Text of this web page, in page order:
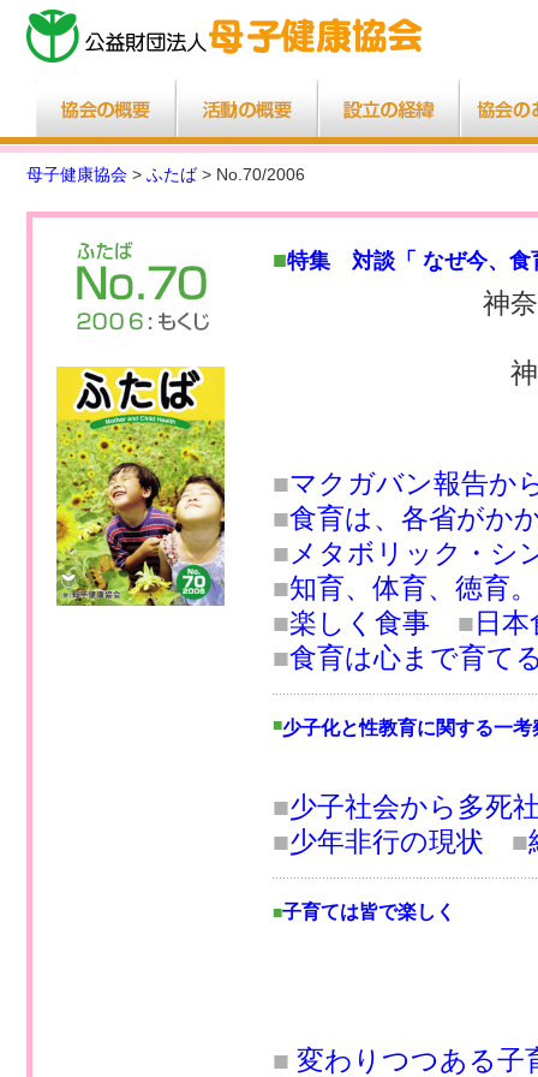
母子健康協会 > ふたば> No.70/2006
■特集 対談「 なぜ今、食
神
■マクガバン報告か
■食育は、各省がか
■ メタボリック・シ
■知育、体育、徳育
■楽しく食事 ■日
■食育は心まで育て
■少子化と性教育に関する一考
■少子社会から多死
■少年非行の現状 ■
■子育ては皆で楽しく
■ 変わりつつある子